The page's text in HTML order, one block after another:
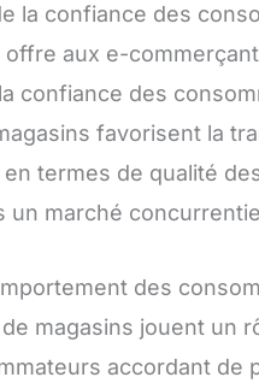
la confiance des
aux e-
confiance des
favorisent la
termes de qualité
un marché
des
magasins jouent un
accordant de